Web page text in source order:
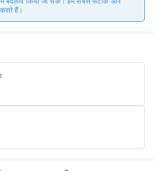
करते हैं।